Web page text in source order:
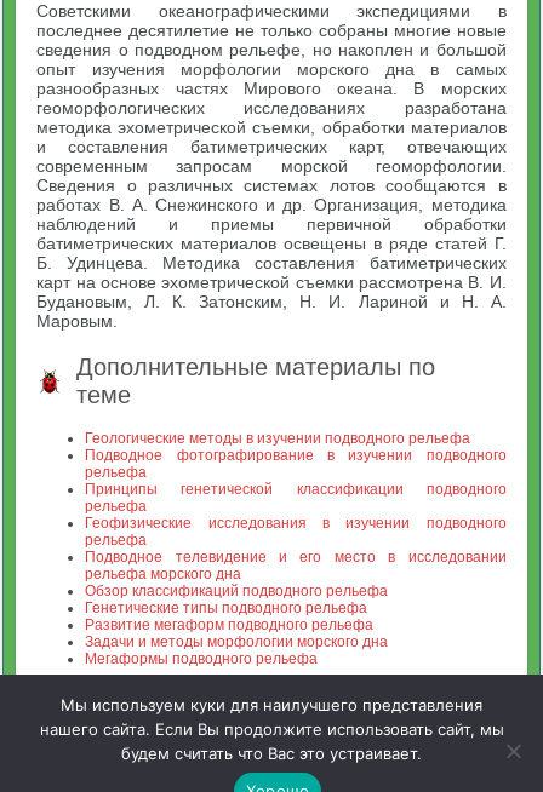
Советскими океанографическими экспедициями в
последнее десятилетие не только собраны многие новые
сведения о подводном рельефе, но накоплен и большой
опыт изучения морфологии морского дна в самых
разнообразных частях Мирового океана. В морских
геоморфологических исследованиях разработана
методика эхометрической съемки, обработки материалов
и составления батиметрических карт, отвечающих
современным запросам морской геоморфологии.
Сведения о различных системах лотов сообщаются в
работах В. А. Снежинского и др. Организация, методика
наблюдений и приемы первичной обработки
батиметрических материалов освещены в ряде статей Г.
Б. Удинцева. Методика составления батиметрических
карт на основе эхометрической съемки рассмотрена В. И.
Будановым, Л. К. Затонским, Н. И. Лариной и Н. А.
Маровым.
Дополнительные материалы по
теме
Геологические методы в изучении подводного рельефа
Подводное фотографирование в изучении подводного
рельефа
Принципы генетической классификации подводного
рельефа
Геофизические исследования в изучении подводного
рельефа
Подводное телевидение и его место в исследовании
рельефа морского дна
Обзор классификаций подводного рельефа
Генетические типы подводного рельефа
Развитие мегаформ подводного рельефа
Задачи и методы морфологии морского дна
Мегаформы подводного рельефа
Зооинженерный факультет МСХА. Неофициальный сайт
Мы используем куки для наилучшего представления
нашего сайта. Если Вы продолжите использовать сайт, мы
будем считать что Вас это устраивает.